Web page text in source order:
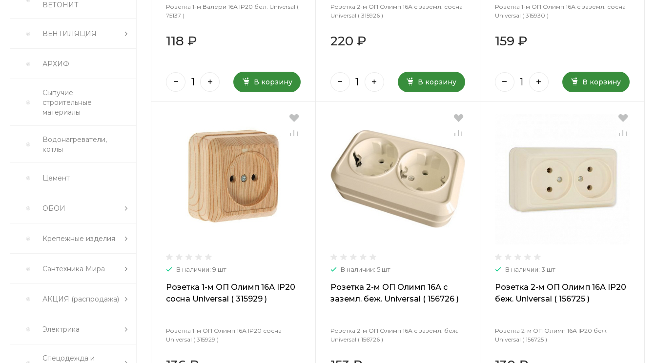
ВЕТОНИТ
ВЕНТИЛЯЦИЯ
АРХИФ
Сыпучие
строительные
материалы
Водонагреватели,
котлы
Цемент
ОБОИ
Крепежные изделия
Сантехника Мира
АКЦИЯ (распродажа)
Электрика
Спецодежда и
Розетка 1-м Валери 16А IP20 бел. Universal (
75137 )
118 ₽
В корзину
Розетка 2-м ОП Олимп 16А с заземл. сосна
Universal ( 315926 )
220 ₽
В корзину
Розетка 1-м ОП Олимп 16А с заземл. сосна
Universal ( 315930 )
159 ₽
В корзину
В наличии: 9 шт
Розетка 1-м ОП Олимп 16А IP20
сосна Universal ( 315929 )
Розетка 1-м ОП Олимп 16А IP20 сосна
Universal ( 315929 )
В наличии: 5 шт
Розетка 2-м ОП Олимп 16А с
заземл. беж. Universal ( 156726 )
Розетка 2-м ОП Олимп 16А с заземл. беж.
Universal ( 156726 )
В наличии: 3 шт
Розетка 2-м ОП Олимп 16А IP20
беж. Universal ( 156725 )
Розетка 2-м ОП Олимп 16А IP20 беж.
Universal ( 156725 )